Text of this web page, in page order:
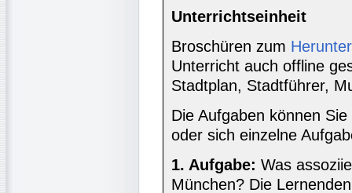
Unterrichtseinheit
Broschüren zum
Unterricht auch offline
Stadtplan, Stadtführer,
Die Aufgaben können
oder sich einzelne
1. Aufgabe: Was
München? Die